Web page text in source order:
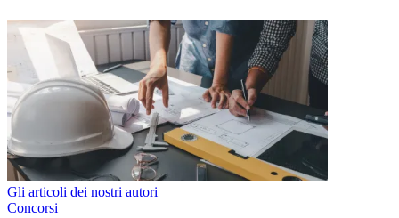
Gli articoli dei nostri autori
Concorsi